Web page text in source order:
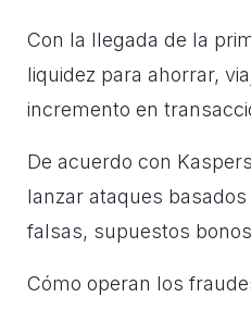
Con la llegada de la
liquidez para ahorrar,
incremento en
De acuerdo con
lanzar ataques
falsas, supuestos
Cómo operan los